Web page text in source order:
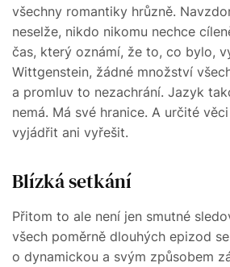
všechny romantiky hrůzně.
neselže, nikdo nikomu nechce
čas, který oznámí, že to, co bylo,
Wittgenstein, žádné množství
a promluv to nezachrání. Jazyk
nemá. Má své hranice. A určité
vyjádřit ani vyřešit.
Blízká setkání
Přitom to ale není jen smutné
všech poměrně dlouhých epizod
o dynamickou a svým způsobem